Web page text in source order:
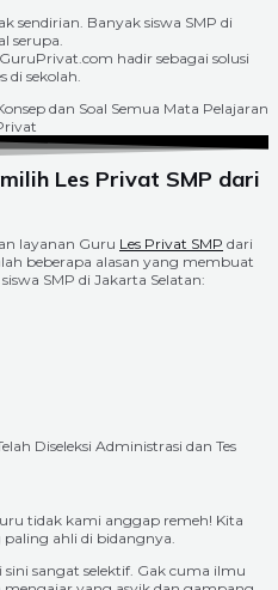
sendirian. Banyak siswa SMP di
serupa.
hadir sebagai solusi
di sekolah.
Les Privat SMP dari
layanan Guru Les Privat SMP dari
beberapa alasan yang membuat
SMP di Jakarta Selatan:
tidak kami anggap remeh! Kita
ahli di bidangnya.
sangat selektif. Gak cuma ilmu